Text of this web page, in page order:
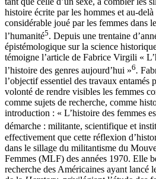
histoire écrite par les hommes et au-
considérable joué par les femmes dans
l’humanité5. Depuis une trentaine
épistémologique sur la science
témoigne l’article de Fabrice Virgili «
l’histoire des genres aujourd’hui »6.
l’objectif essentiel des travaux entamés
volonté de rendre visibles les femmes
comme sujets de recherche, comme
introduction : « L’histoire des femmes
démarche : militante, scientifique et
effectivement que cette réflexion
dans le sillage du militantisme du
Femmes (MLF) des années 1970. Elle
recherche des Américaines ayant lancé